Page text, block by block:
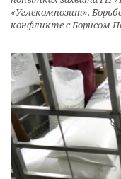
«Углекомпозит».
конфликте с Борисом